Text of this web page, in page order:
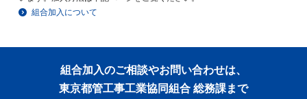
組合加入について
組合加入のご相談やお問い合わせは、
東京都管工事工業協同組合 総務課まで